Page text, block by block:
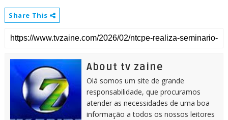
Share This
About tv zaine
Olá somos um site de grande
responsabilidade, que procuramos
atender as necessidades de uma boa
informação a todos os nossos leitores